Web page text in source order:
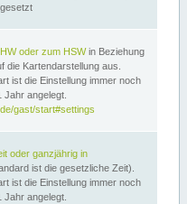
oder zum HSWin Beziehung
Kartendarstellung aus.
ist die Einstellung immer noch
angelegt.
gast/start#settings
oder ganzjährig in
ist die gesetzliche Zeit).
ist die Einstellung immer noch
angelegt.